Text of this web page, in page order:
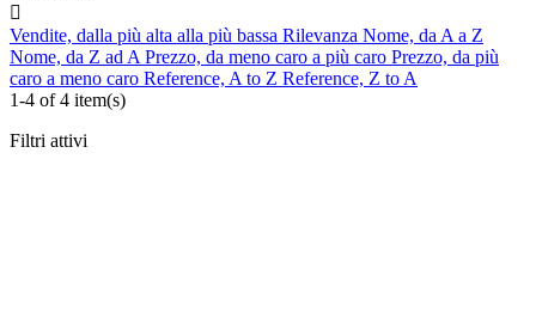

Vendite, dalla più alta alla più bassa Rilevanza Nome, da A a Z
Nome, da Z ad A Prezzo, da meno caro a più caro Prezzo, da più
caro a meno caro Reference, A to Z Reference, Z to A
1-4 of 4 item(s)
Filtri attivi